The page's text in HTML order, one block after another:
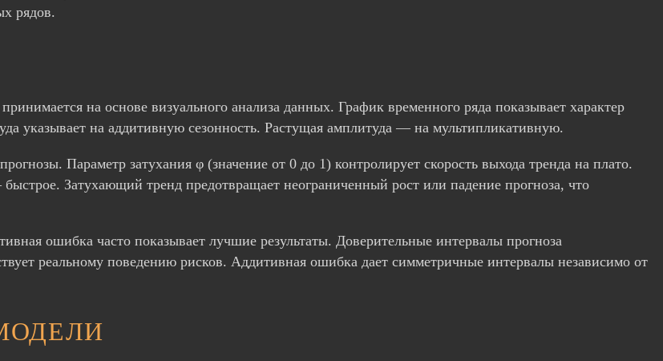
рядов.
на основе визуального анализа данных. График временного ряда показывает характер
указывает на аддитивную сезонность. Растущая амплитуда — на мультипликативную.
Параметр затухания φ (значение от 0 до 1) контролирует скорость выхода тренда на плато.
Затухающий тренд предотвращает неограниченный рост или падение прогноза, что
ошибка часто показывает лучшие результаты. Доверительные интервалы прогноза
реальному поведению рисков. Аддитивная ошибка дает симметричные интервалы независимо от